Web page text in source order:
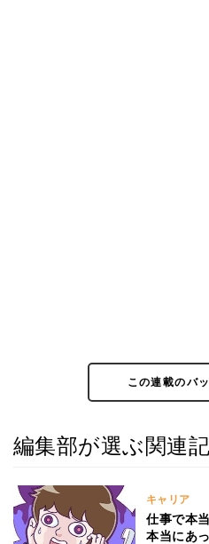
この連載のバ
編集部が選ぶ関連
キャリア
仕事で本
本当にあ